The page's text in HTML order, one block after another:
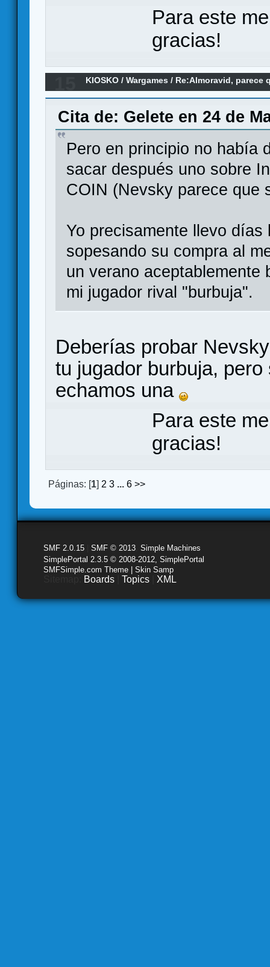
Para este
gracias!
KIOSKO /Wargames / Re:Almoravid, parece
Cita de: Gelete en 24 de
Pero en principio no había
sacar después uno sobre
COIN (Nevsky parece que
Yo precisamente llevo
sopesando su compra al
un verano aceptablemente
mi jugador rival "burbuja".
Deberías probar
tu jugador burbuja,
echamos una
Para este
gracias!
Páginas: [1] 2 3 ... 6 >>
SMF 2.0.15 SMF © 2013 Simple Machines
SimplePortal 2.3.5 © 2008-2012, SimplePortal
SMFSimple.com Theme | Skin Samp
Boards Topics XML